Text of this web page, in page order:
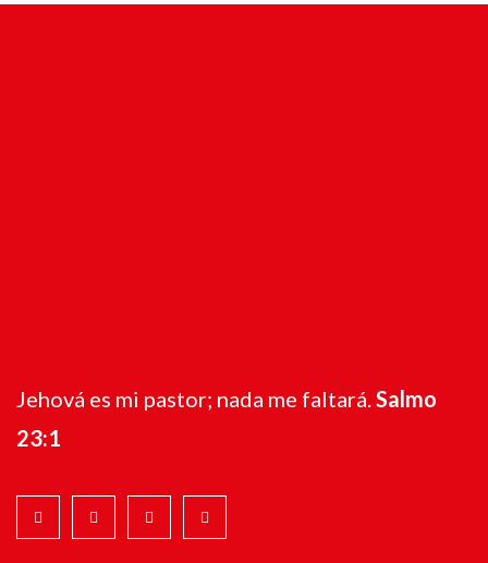
Jehová es mi pastor; nada me faltará. Salmo
23:1